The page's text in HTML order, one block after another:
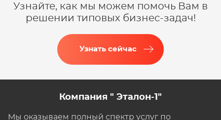
Узнайте, как мы можем помочь Вам в
решении типовых бизнес-задач!
Узнать сейчас
Компания " Эталон-1"
Мы оказываем полный спектр услуг по